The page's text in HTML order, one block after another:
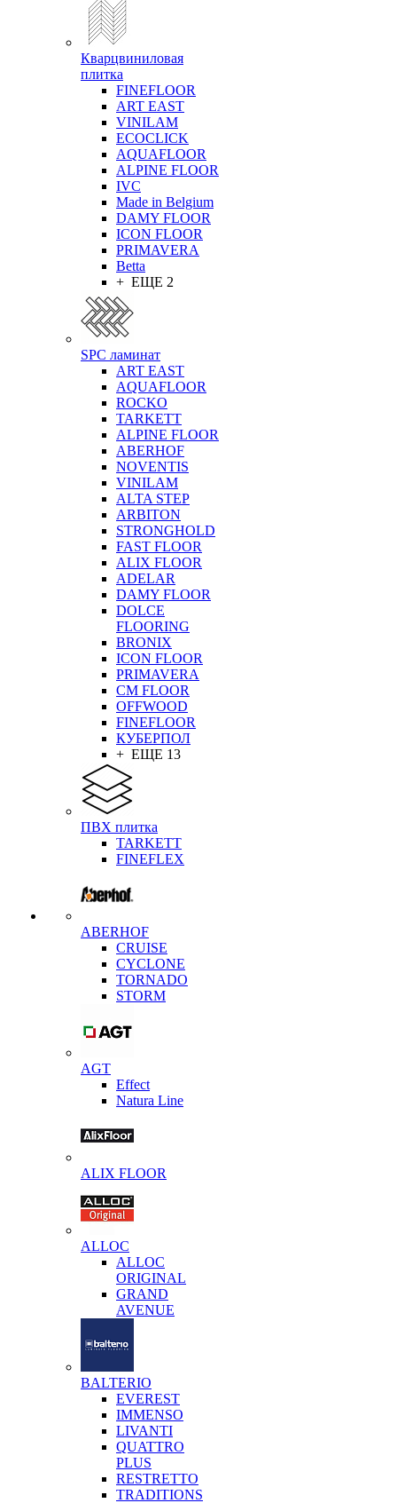
Кварцвиниловая
плитка
FINEFLOOR
ART EAST
VINILAM
ECOCLICK
AQUAFLOOR
ALPINE FLOOR
IVC
Made in Belgium
DAMY FLOOR
ICON FLOOR
PRIMAVERA
Betta
+ ЕЩЕ 2
SPC ламинат
ART EAST
AQUAFLOOR
ROCKO
TARKETT
ALPINE FLOOR
ABERHOF
NOVENTIS
VINILAM
ALTA STEP
ARBITON
STRONGHOLD
FAST FLOOR
ALIX FLOOR
ADELAR
DAMY FLOOR
DOLCE
FLOORING
BRONIX
ICON FLOOR
PRIMAVERA
CM FLOOR
OFFWOOD
FINEFLOOR
КУБЕРПОЛ
+ ЕЩЕ 13
ПВХ плитка
TARKETT
FINEFLEX
ABERHOF
CRUISE
CYCLONE
TORNADO
STORM
AGT
Effect
Natura Line
ALIX FLOOR
ALLOC
ALLOC
ORIGINAL
GRAND
AVENUE
BALTERIO
EVEREST
IMMENSO
LIVANTI
QUATTRO
PLUS
RESTRETTO
TRADITIONS